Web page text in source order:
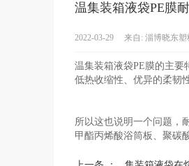
温集装箱液袋PE膜
2022-03-29 来自: 淄博晓东塑
温集装箱液袋PE膜的主要
低热收缩性、优异的柔韧
所以这也说明一个问题，
甲酯丙烯酸浴筒板、聚碳